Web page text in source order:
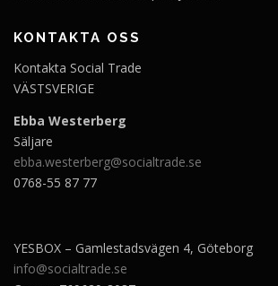
KONTAKTA OSS
Kontakta Social Trade
VÄSTSVERIGE
Ebba Westerberg
Säljare
ebba.westerberg@socialtrade.se
0768-55 87 77
YESBOX – Gamlestadsvägen 4, Göteborg
info@socialtrade.se